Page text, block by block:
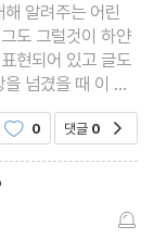
알려주는 어린
도 그럴것이 하얀
현되어 있고 글도
넘겼을 때 이 책
까운 그림책이구
이 나오기 전까지
. 단순하다고 쉽다
0 댓글 0